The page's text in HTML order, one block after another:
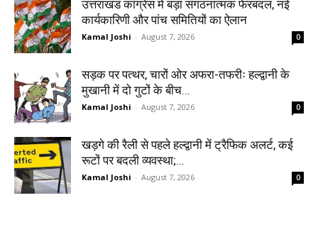
उत्तराखंड कांग्रेस में बड़ा संगठनात्मक फेरबदल, नई
कार्यकारिणी और पांच समितियों का ऐलान
Kamal Joshi - August 7, 2026 0
सड़क पर पत्थर, चारों ओर अफरा-तफरीः हल्द्वानी के
मुखानी में दो गुटों के बीच...
Kamal Joshi - August 7, 2026 0
खड़गे की रैली से पहले हल्द्वानी में ट्रैफिक अलर्ट, कई
रूटों पर बदली व्यवस्था;...
Kamal Joshi - August 7, 2026 0